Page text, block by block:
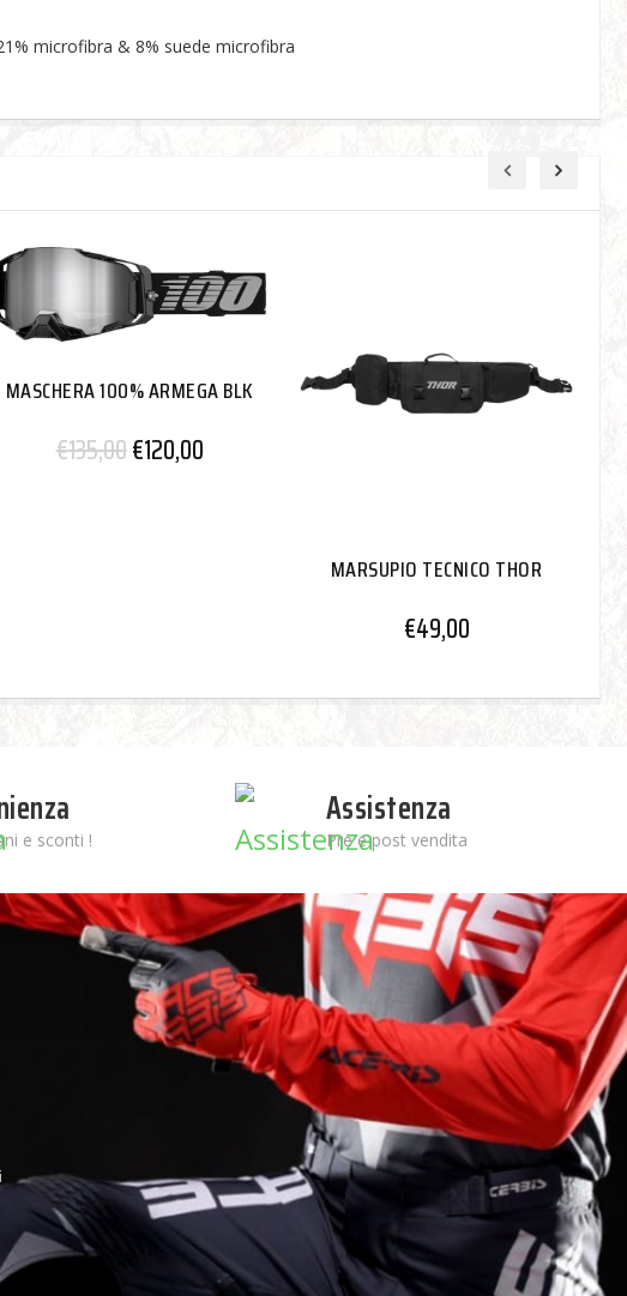
microfibra & 8% suede microfibra
MASCHERA 100% ARMEGA BLK
€135,00€120,00
MARSUPIO TECNICO THOR
€49,00
e sconti !
Assistenza
Pre e post vendita